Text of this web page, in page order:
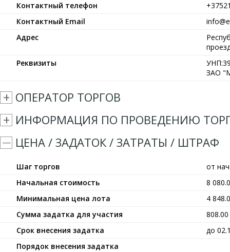
Контактный телефон
Контактный Email
Адрес
Реквизиты
ЗАО
ОПЕРАТОР ТОРГОВ
ИНФОРМАЦИЯ ПО ПРОВЕДЕНИЮ
ЦЕНА / ЗАДАТОК / ЗАТРАТЫ / ШТРАФ
Шаг торгов
от
Начальная стоимость
8
Минимальная цена лота
4
Сумма задатка для участия
Срок внесения задатка
до
Порядок внесения задатка